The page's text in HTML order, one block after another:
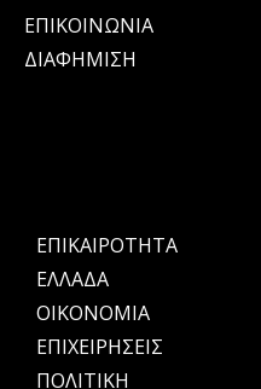
ΕΠΙΚΟΙΝΩΝΙΑ
ΔΙΑΦΗΜΙΣΗ
ΕΠΙΚΑΙΡΟΤΗΤΑ
ΕΛΛΑΔΑ
OIKONOMIA
ΕΠΙΧΕΙΡΗΣΕΙΣ
ΠΟΛΙΤΙΚΗ